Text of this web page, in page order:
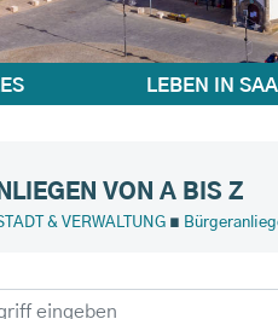
LEBEN IN
VON A BIS Z
& VERWALTUNG ∎